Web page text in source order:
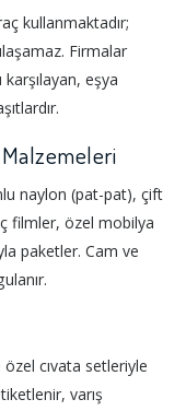
kullanmaktadır;
Firmalar
eşya
naylon (pat-pat), çift
filmler, özel mobilya
paketler. Cam ve
cıvata setleriyle
varış